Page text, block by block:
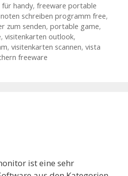
handy, freeware portable
noten schreiben programm free,
zum senden, portable game,
, visitenkarten outlook,
, visitenkarten scannen, vista
freeware
ist eine sehr